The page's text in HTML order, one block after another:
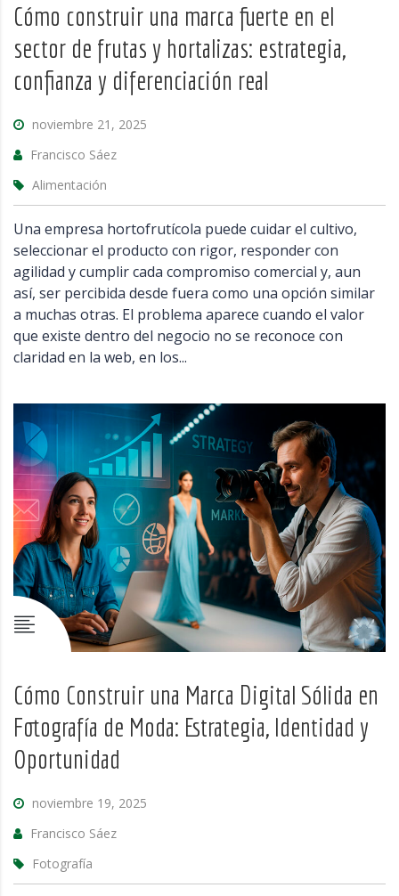
Cómo construir una marca fuerte en el
sector de frutas y hortalizas: estrategia,
confianza y diferenciación real
noviembre 21, 2025
Francisco Sáez
Alimentación
Una empresa hortofrutícola puede cuidar el cultivo,
seleccionar el producto con rigor, responder con
agilidad y cumplir cada compromiso comercial y, aun
así, ser percibida desde fuera como una opción similar
a muchas otras. El problema aparece cuando el valor
que existe dentro del negocio no se reconoce con
claridad en la web, en los...
Cómo Construir una Marca Digital Sólida en
Fotografía de Moda: Estrategia, Identidad y
Oportunidad
noviembre 19, 2025
Francisco Sáez
Fotografía